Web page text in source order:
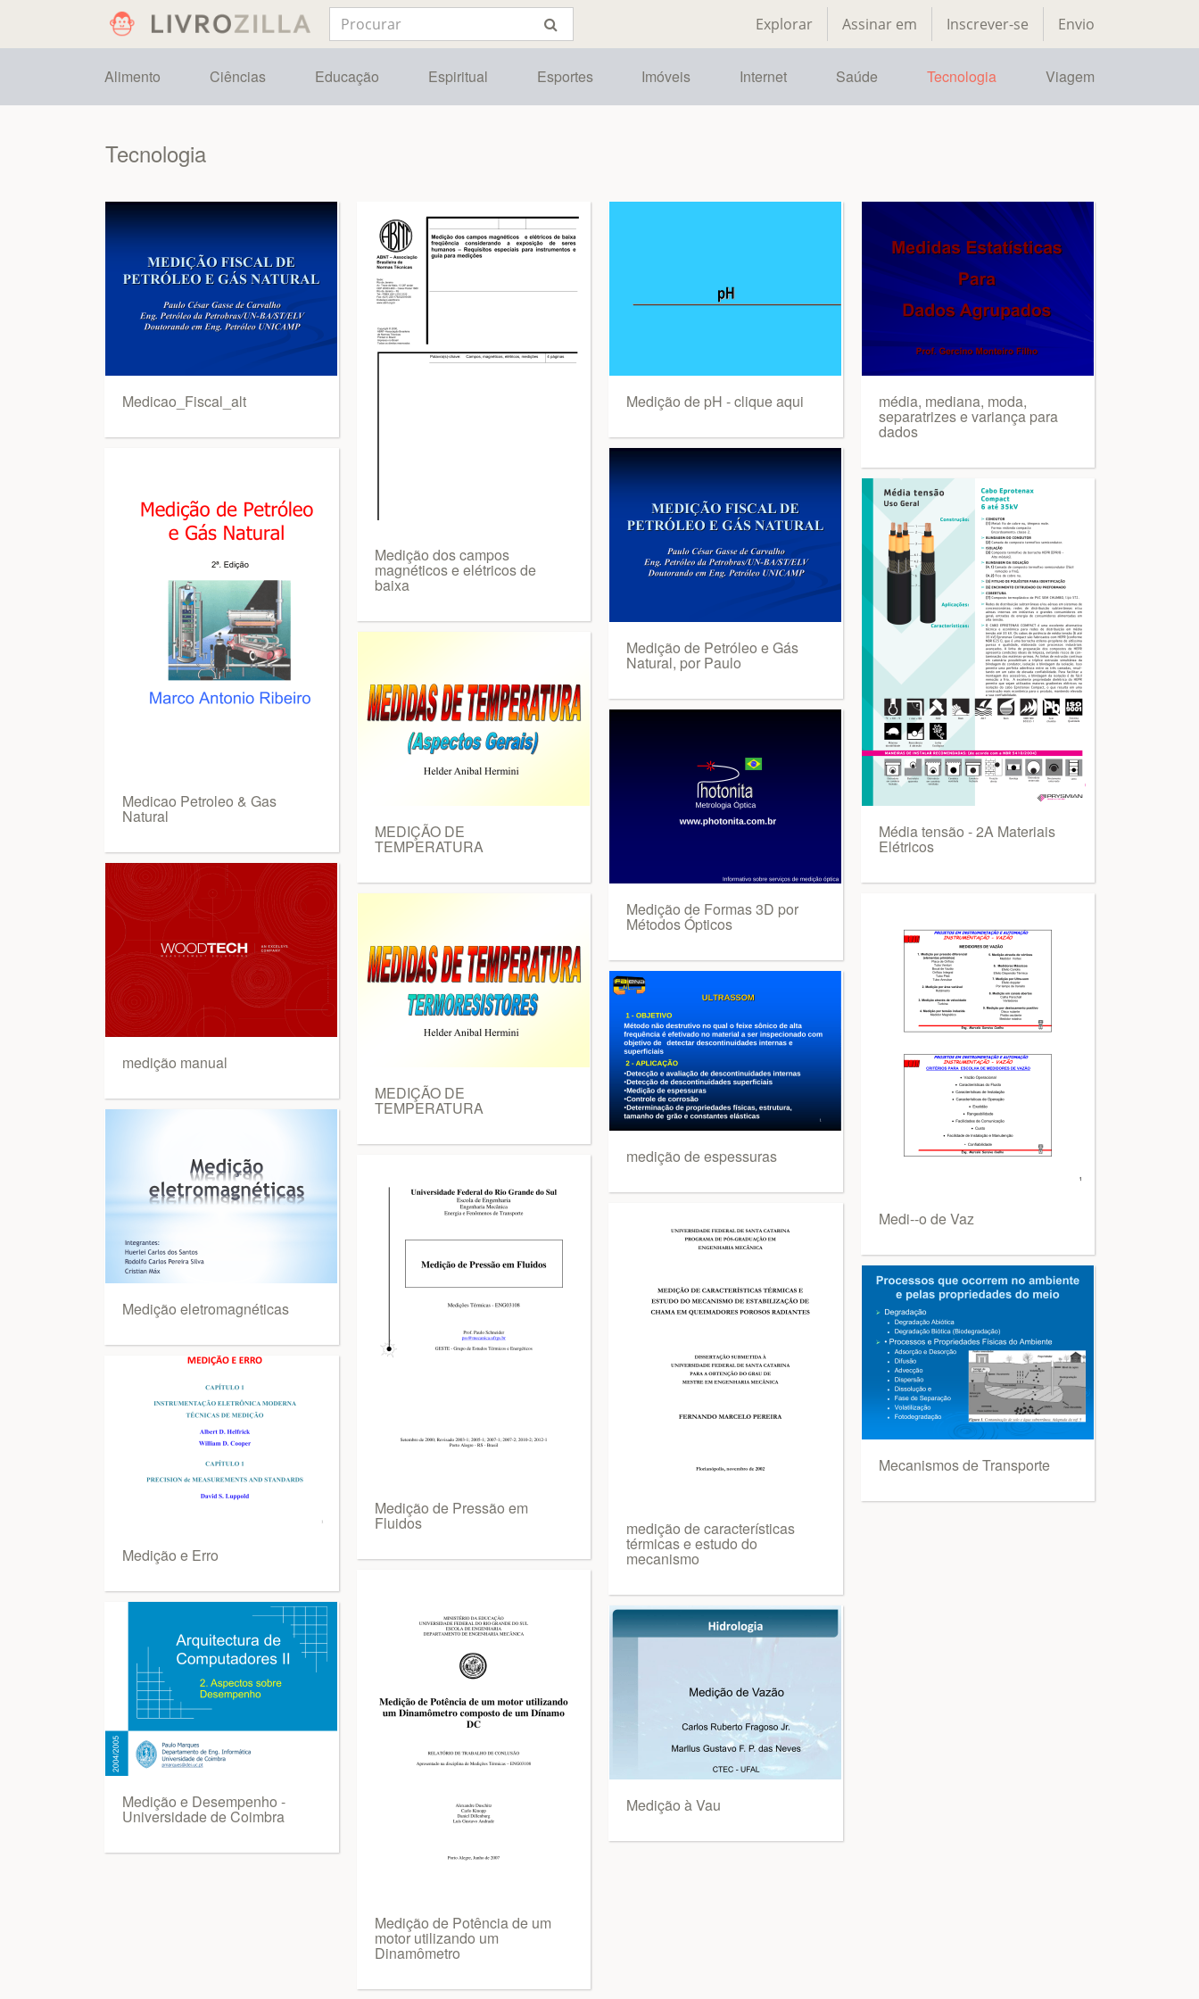
Explorar Assinar em Inscrever-se Envio
Alimento Ciências Educação Espiritual Esportes Imóveis Internet Saúde Tecnologia Viagem
Tecnologia
Medicao_Fiscal_alt
Medicao Petroleo & Gas
Natural
medição manual
Medição eletromagnéticas
Medição e Erro
Medição e Desempenho -
Universidade de Coimbra
Medição dos campos
magnéticos e elétricos de
baixa
MEDIÇÃO DE
TEMPERATURA
MEDIÇÃO DE
TEMPERATURA
Medição de Pressão em
Fluidos
Medição de Potência de um
motor utilizando um
Dinamômetro
Medição de pH - clique aqui
Medição de Petróleo e Gás
Natural, por Paulo
Medição de Formas 3D por
Métodos Ópticos
medição de espessuras
medição de características
térmicas e estudo do
mecanismo
Medição à Vau
média, mediana, moda,
separatrizes e variança para
dados
Média tensão - 2A Materiais
Elétricos
Medi--o de Vaz
Mecanismos de Transporte